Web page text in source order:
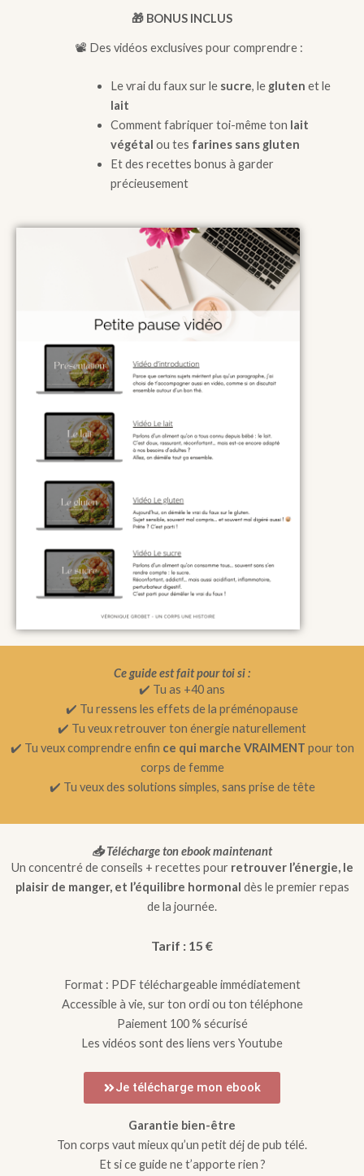
🎁 BONUS INCLUS
📽️ Des vidéos exclusives pour comprendre :
Le vrai du faux sur le sucre, le gluten et le
lait
Comment fabriquer toi-même ton lait
végétal ou tes farines sans gluten
Et des recettes bonus à garder
précieusement
Ce guide est fait pour toi si :
✔️ Tu as +40 ans
✔️ Tu ressens les effets de la préménopause
✔️ Tu veux retrouver ton énergie naturellement
✔️ Tu veux comprendre enfin ce qui marche VRAIMENT pour ton
corps de femme
✔️ Tu veux des solutions simples, sans prise de tête
📥 Télécharge ton ebook maintenant
Un concentré de conseils + recettes pour retrouver l’énergie, le
plaisir de manger, et l’équilibre hormonal dès le premier repas
de la journée.
Tarif : 15 €
Format : PDF téléchargeable immédiatement
Accessible à vie, sur ton ordi ou ton téléphone
Paiement 100 % sécurisé
Les vidéos sont des liens vers Youtube
Je télécharge mon ebook
Garantie bien-être
Ton corps vaut mieux qu’un petit déj de pub télé.
Et si ce guide ne t’apporte rien ?